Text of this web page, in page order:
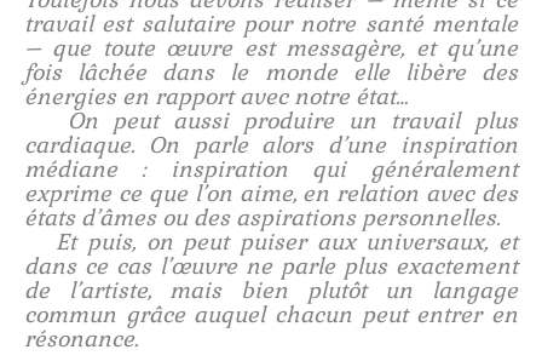
travail est salutaire pour notre santé mentale
– que toute œuvre est messagère, et qu’une
fois lâchée dans le monde elle libère des
énergies en rapport avec notre état…
On peut aussi produire un travail plus
cardiaque. On parle alors d’une inspiration
médiane : inspiration qui généralement
exprime ce que l’on aime, en relation avec des
états d’âmes ou des aspirations personnelles.
Et puis, on peut puiser aux universaux, et
dans ce cas l’œuvre ne parle plus exactement
de l’artiste, mais bien plutôt un langage
commun grâce auquel chacun peut entrer en
résonance.